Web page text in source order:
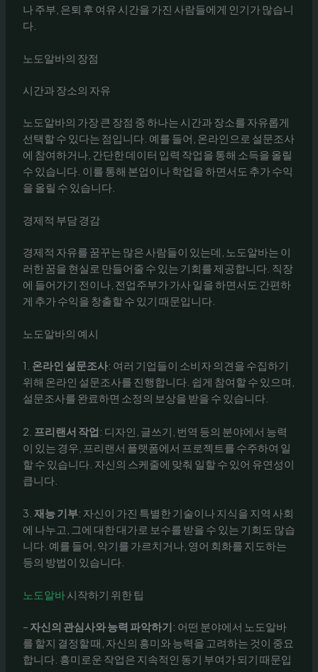
나 주부, 은퇴 후 여유 시간을 가진 사람들에게 인기가 많습니
다.
노도알바의 장점
시간과 장소의 자유
노도알바의 가장 큰 장점 중 하나는 시간과 장소를 자유롭게
선택할 수 있다는 점입니다. 예를 들어, 온라인으로 설문조사
에 참여하거나, 간단한 데이터 입력 작업을 통해 소득을 올릴
수 있습니다. 이를 통해 본업이나 학업을 하면서도 추가 수익
을 올릴 수 있습니다.
경제적 부담 경감
경제적 자유를 꿈꾸는 많은 사람들이 있는데, 노도알바는 이
러한 꿈을 현실로 만들어줄 수 있는 기회를 제공합니다. 직장
에 들어가기 전이나, 전업주부가 가사 일을 하면서도 간편하
게 추가 수익을 창출할 수 있기 때문입니다.
노도알바의 예시
1. 온라인 설문조사: 여러 기업들이 소비자 의견을 수집하기
위해 온라인 설문조사를 진행합니다. 쉽게 참여할 수 있으며,
설문조사를 완료하면 소정의 보상을 받을 수 있습니다.
2. 프리랜서 작업: 디자인, 글쓰기, 번역 등의 분야에서 능력
이 있는 경우, 프리랜서 플랫폼에서 프로젝트를 수주하여 일
할 수 있습니다. 자신의 스케줄에 맞춰 일할 수 있어 유연성이
큽니다.
3. 재능 기부: 자신이 가진 특별한 기술이나 지식을 지역 사회
에 나누고, 그에 대한 대가로 보수를 받을 수 있는 기회도 많습
니다. 예를 들어, 악기를 가르치거나, 영어 회화를 지도하는
등의 방법이 있습니다.
노도알바시작하기 위한 팁
– 자신의 관심사와 능력 파악하기 : 어떤 분야에서 노도알바
를 할지 결정할 때, 자신의 흥미와 능력을 고려하는 것이 중요
합니다. 흥미로운 작업은 지속적인 동기 부여가 되기 때문입